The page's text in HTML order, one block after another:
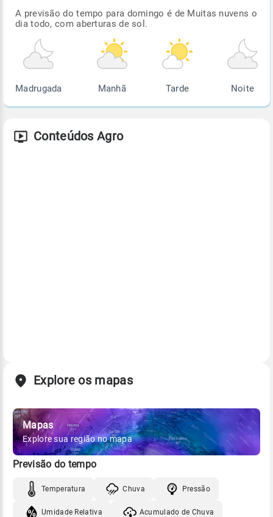
A previsão do tempo para domingo é de Muitas nuvens o
dia todo, com aberturas de sol.
Madrugada Manhã Tarde Noite
Conteúdos Agro
Explore os mapas
Mapas
Explore sua região no mapa
Previsão do tempo
Temperatura Chuva Pressão
Umidade Relativa Acumulado de Chuva